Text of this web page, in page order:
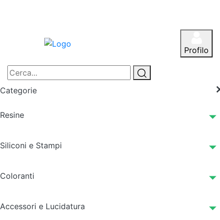
Profilo
Categorie
Resine
Siliconi e Stampi
Coloranti
Accessori e Lucidatura